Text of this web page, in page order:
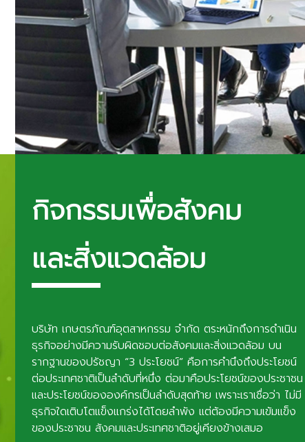
กิจกรรมเพื่อสังคม
และสิ่งแวดล้อม
บริษัท เกษตรภัณฑ์อุตสาหกรรม จำกัด ตระหนักถึงการดำเนิน
ธุรกิจอย่างมีความรับผิดชอบต่อสังคมและสิ่งแวดล้อม บน
รากฐานของปรัชญา “3 ประโยชน์” คือการคำนึงถึงประโยชน์
ต่อประเทศชาติเป็นลำดับที่หนึ่ง ต่อมาคือประโยชน์ของประชาชน
และประโยชน์ขององค์กรเป็นลำดับสุดท้าย เพราะเราเชื่อว่า ไม่มี
ธุรกิจใดเติบโตแข็งแกร่งได้โดยลำพัง แต่ต้องมีความเข้มแข็ง
ของประชาชน สังคมและประเทศชาติอยู่เคียงข้างเสมอ